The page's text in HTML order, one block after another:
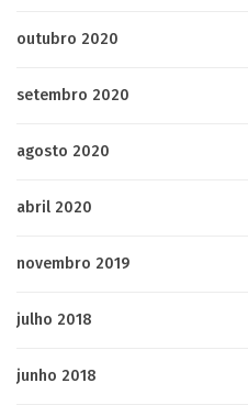
outubro 2020
setembro 2020
agosto 2020
abril 2020
novembro 2019
julho 2018
junho 2018